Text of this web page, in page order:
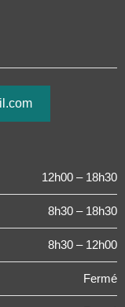
12h00 – 18h30
8h30 – 18h30
8h30 – 12h00
Fermé